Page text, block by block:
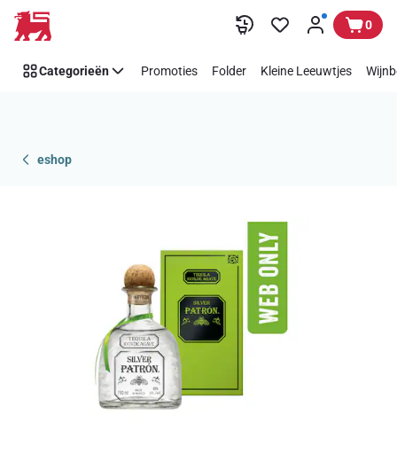
Overslaan 0
Categorieën Promoties Folder Kleine Leeuwtjes
eshop